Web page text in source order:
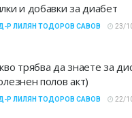
и добавки за диабет
Р ЛИЛЯН ТОДОРОВ САВОВ 23/
трябва да знаете за
полов акт)
Р ЛИЛЯН ТОДОРОВ САВОВ 22/